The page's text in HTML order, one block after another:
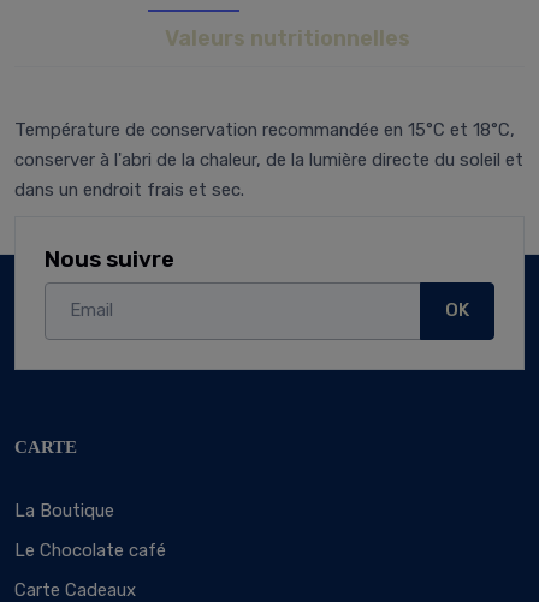
Valeurs nutritionnelles
Température de conservation recommandée en 15°C et 18°C,
conserver à l'abri de la chaleur, de la lumière directe du soleil et
dans un endroit frais et sec.
Nous suivre
OK
CARTE
La Boutique
Le Chocolate café
Carte Cadeaux